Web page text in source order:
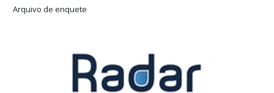
Arquivo de enquete